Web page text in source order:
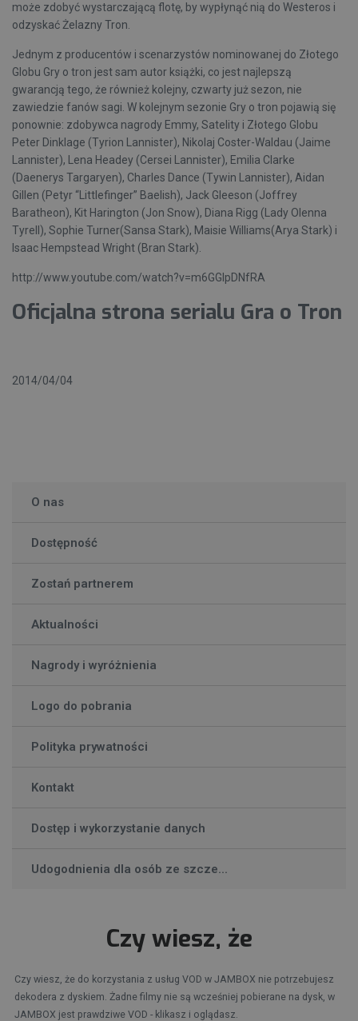
O nas
Dostępność
Zostań partnerem
Aktualności
Nagrody i wyróżnienia
Logo do pobrania
Polityka prywatności
Kontakt
Dostęp i wykorzystanie danych
Udogodnienia dla osób ze szcze...
Czy wiesz, że
Czy wiesz, że do korzystania z usług VOD w JAMBOX nie potrzebujesz
dekodera z dyskiem. Żadne filmy nie są wcześniej pobierane na dysk, w
JAMBOX jest prawdziwe VOD - klikasz i oglądasz.
może zdobyć wystarczającą flotę, by wypłynąć nią do Westeros i
odzyskać Żelazny Tron.
Jednym z producentów i scenarzystów nominowanej do Złotego
Globu Gry o tron jest sam autor książki, co jest najlepszą
gwarancją tego, że również kolejny, czwarty już sezon, nie
zawiedzie fanów sagi. W kolejnym sezonie Gry o tron pojawią się
ponownie: zdobywca nagrody Emmy, Satelity i Złotego Globu
Peter Dinklage (Tyrion Lannister), Nikolaj Coster-Waldau (Jaime
Lannister), Lena Headey (Cersei Lannister), Emilia Clarke
(Daenerys Targaryen), Charles Dance (Tywin Lannister), Aidan
Gillen (Petyr “Littlefinger” Baelish), Jack Gleeson (Joffrey
Baratheon), Kit Harington (Jon Snow), Diana Rigg (Lady Olenna
Tyrell), Sophie Turner(Sansa Stark), Maisie Williams(Arya Stark) i
Isaac Hempstead Wright (Bran Stark).
http://www.youtube.com/watch?v=m6GGIpDNfRA
Oficjalna strona serialu Gra o Tron
2014/04/04